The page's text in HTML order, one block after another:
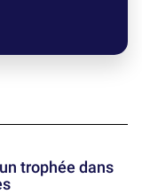
trophée dans